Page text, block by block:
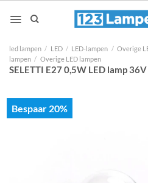
naar
led lampen / LED / LED-lampen / Overige
lampen / Overige LED lampen
SELETTI E27 0,5W LED lamp
Bespaar 20%